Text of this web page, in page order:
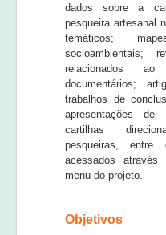
dados sobre a
pesqueira artesanal
temáticos;
socioambientais;
relacionados ao
documentários;
trabalhos de
apresentações de
cartilhas
pesqueiras,
acessados
menu do projeto.
Objetivos